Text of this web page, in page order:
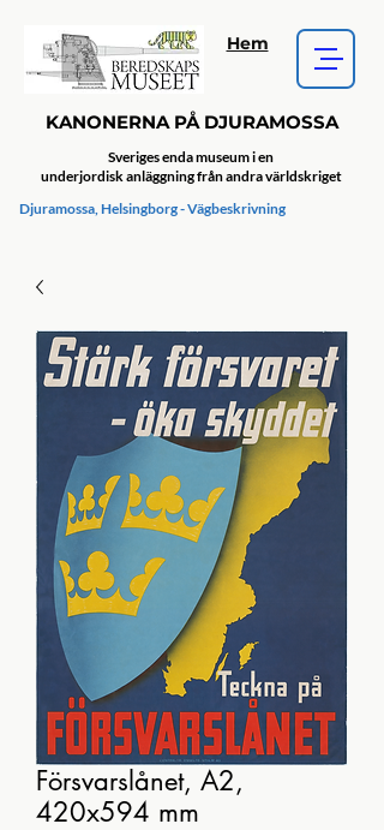
KANONERNA PÅ DJURAMOSSA
Djuramossa, Helsingborg - Vägbeskrivning
Sveriges enda museum i en
underjordisk anläggning från andra världskriget
Hem
Försvarslånet, A2,
420x594 mm